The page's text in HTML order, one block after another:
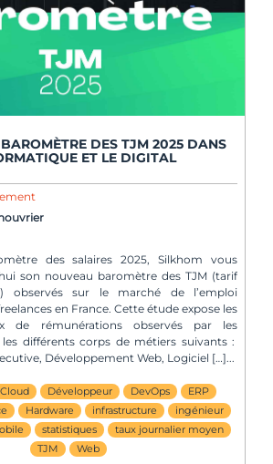
DES TJM 2025 DANS
ET LE DIGITAL
des salaires 2025, Silkhom vous
son nouveau baromètre des TJM (tarif
observés sur le marché de l’emploi
en France. Cette étude expose les
de rémunérations observés par les
différents corps de métiers suivants :
Développement Web, Logiciel […]
Cloud Développeur DevOps
ERP
Hardware infrastructure
ingénieur
statistiques
taux journalier moyen
TJM
Web